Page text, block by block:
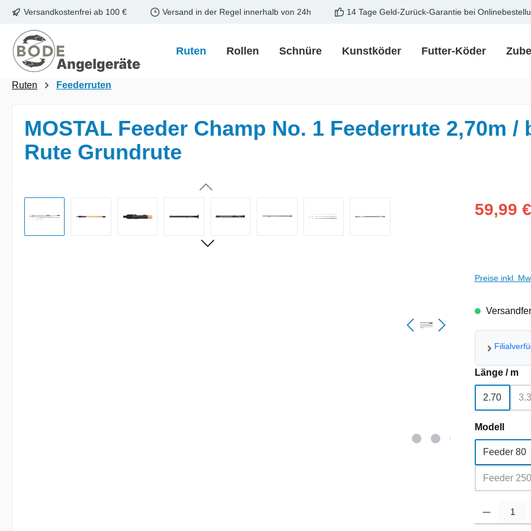
Hauptinhalt springen
Zur Suche springen
Zur Hauptnavigation springen
Versandkostenfrei ab 100 € Versand in der Regel innerhalb von 24h 14 Tage Geld-Zurück-Garantie bei
Ruten Rollen Schnüre Kunstköder Futter-Köder
Ruten Feederruten
MOSTAL Feeder Champ No. 1 Feederrute 2,70m /
Rute Grundrute
Verkaufspreis:
59,99 €
Preise inkl.
Länge / m
2.70
Modell
Feeder 80
Feeder 250
Produkt